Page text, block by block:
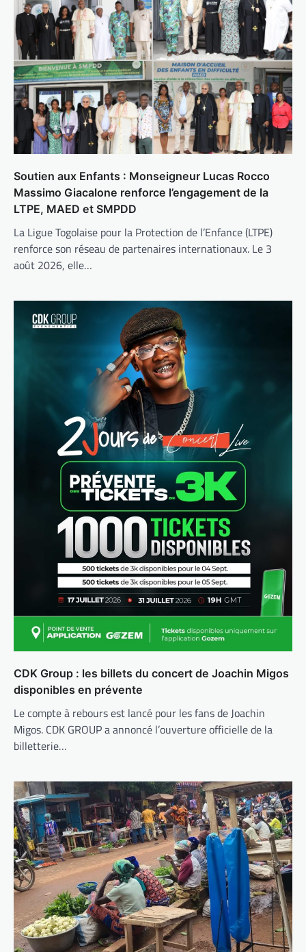
Soutien aux Enfants : Monseigneur Lucas Rocco
Massimo Giacalone renforce l’engagement de la
LTPE, MAED et SMPDD
La Ligue Togolaise pour la Protection de l’Enfance (LTPE)
renforce son réseau de partenaires internationaux. Le 3
août 2026, elle…
CDK Group : les billets du concert de Joachin Migos
disponibles en prévente
Le compte à rebours est lancé pour les fans de Joachin
Migos. CDK GROUP a annoncé l’ouverture officielle de la
billetterie…